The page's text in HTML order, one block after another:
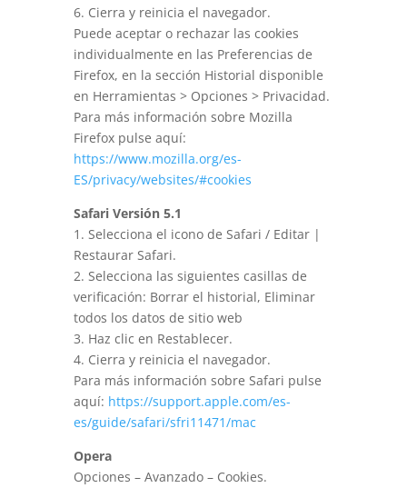
6. Cierra y reinicia el navegador.
Puede aceptar o rechazar las cookies
individualmente en las Preferencias de
Firefox, en la sección Historial disponible
en Herramientas > Opciones > Privacidad.
Para más información sobre Mozilla
Firefox pulse aquí:
https://www.mozilla.org/es-
ES/privacy/websites/#cookies
Safari Versión 5.1
1. Selecciona el icono de Safari / Editar |
Restaurar Safari.
2. Selecciona las siguientes casillas de
verificación: Borrar el historial, Eliminar
todos los datos de sitio web
3. Haz clic en Restablecer.
4. Cierra y reinicia el navegador.
Para más información sobre Safari pulse
aquí: https://support.apple.com/es-
es/guide/safari/sfri11471/mac
Opera
Opciones – Avanzado – Cookies.